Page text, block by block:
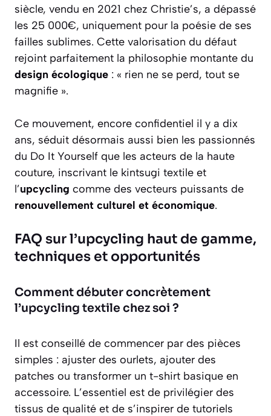
siècle, vendu en 2021 chez Christie’s, a dépassé
les 25 000€, uniquement pour la poésie de ses
failles sublimes. Cette valorisation du défaut
rejoint parfaitement la philosophie montante du
design écologique : « rien ne se perd, tout se
magnifie ».
Ce mouvement, encore confidentiel il y a dix
ans, séduit désormais aussi bien les passionnés
du Do It Yourself que les acteurs de la haute
couture, inscrivant le kintsugi textile et
l’upcycling comme des vecteurs puissants de
renouvellement culturel et économique.
FAQ sur l’upcycling haut de gamme,
techniques et opportunités
Comment débuter concrètement
l’upcycling textile chez soi ?
Il est conseillé de commencer par des pièces
simples : ajuster des ourlets, ajouter des
patches ou transformer un t-shirt basique en
accessoire. L’essentiel est de privilégier des
tissus de qualité et de s’inspirer de tutoriels